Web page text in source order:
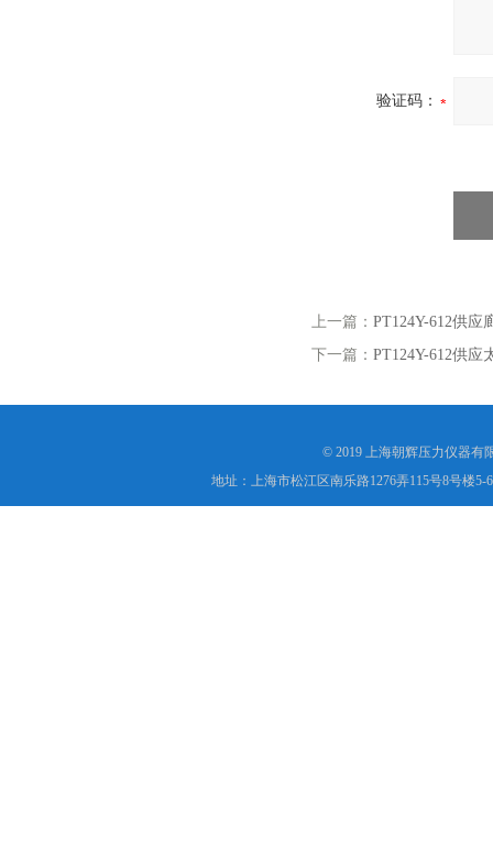
验证码：
上一篇： PT124Y-612供应
下一篇： PT124Y-612供应
© 2019 上海朝辉压力仪器有
地址：上海市松江区南乐路1276弄115号8号楼5-